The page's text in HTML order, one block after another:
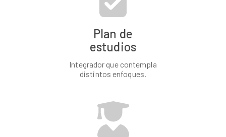
Plan de
estudios
Integrador que contempla
distintos enfoques.